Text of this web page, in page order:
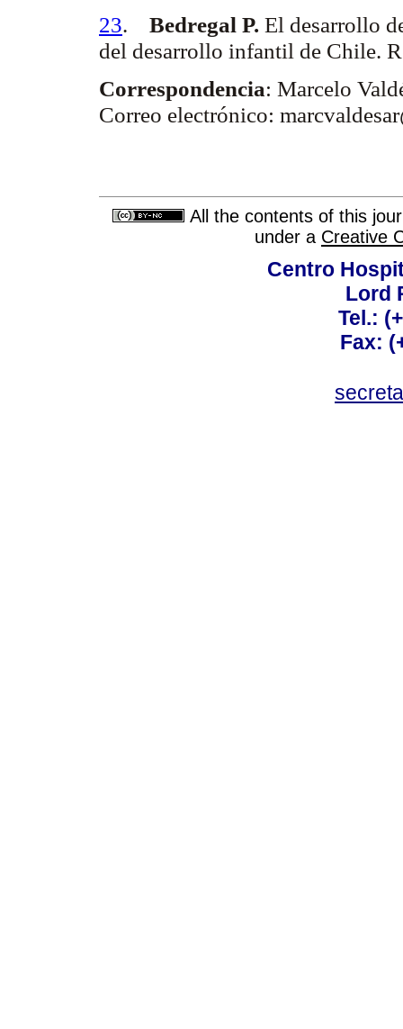
23. Bedregal P. El desarrollo
del desarrollo infantil de Chile.
Correspondencia: Marcelo
Correo electrónico:
All the contents of this
under a Creative
Centro
Lord
Tel.:
Fax: